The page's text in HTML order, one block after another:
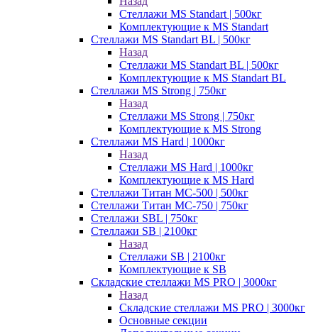
Стеллажи MS Standart | 500кг
Комплектующие к MS Standart
Стеллажи MS Standart BL | 500кг
Назад
Стеллажи MS Standart BL | 500кг
Комплектующие к MS Standart BL
Стеллажи MS Strong | 750кг
Назад
Стеллажи MS Strong | 750кг
Комплектующие к MS Strong
Стеллажи MS Hard | 1000кг
Назад
Стеллажи MS Hard | 1000кг
Комплектующие к MS Hard
Стеллажи Титан МС-500 | 500кг
Стеллажи Титан МС-750 | 750кг
Стеллажи SBL | 750кг
Стеллажи SB | 2100кг
Назад
Стеллажи SB | 2100кг
Комплектующие к SB
Складские стеллажи MS PRO | 3000кг
Назад
Складские стеллажи MS PRO | 3000кг
Основные секции